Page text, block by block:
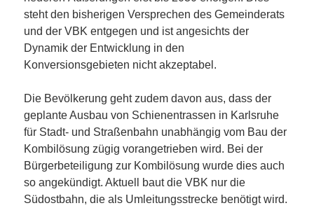
steht den bisherigen Versprechen des Gemeinderats
und der VBK entgegen und ist angesichts der
Dynamik der Entwicklung in den
Konversionsgebieten nicht akzeptabel.
Die Bevölkerung geht zudem davon aus, dass der
geplante Ausbau von Schienentrassen in Karlsruhe
für Stadt- und Straßenbahn unabhängig vom Bau der
Kombilösung zügig vorangetrieben wird. Bei der
Bürgerbeteiligung zur Kombilösung wurde dies auch
so angekündigt. Aktuell baut die VBK nur die
Südostbahn, die als Umleitungsstrecke benötigt wird.